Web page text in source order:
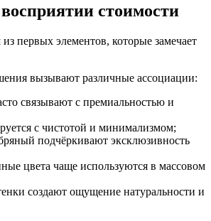
стоимости
первых элементов, которые замечает
вызывают различные ассоциации:
связывают с премиальностью и
с чистотой и минимализмом;
подчёркивают эксклюзивность
цвета чаще используются в массовом
создают ощущение натуральности и